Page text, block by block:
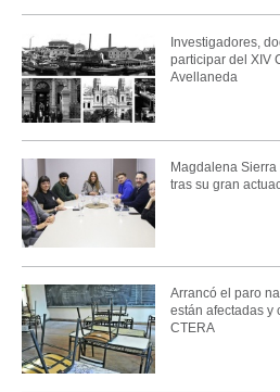
Investigadores,
participar del XIV
Avellaneda
Magdalena
tras su gran
Arrancó el paro
están afectadas y
CTERA